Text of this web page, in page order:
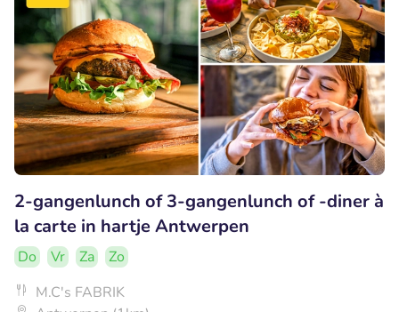
2-gangenlunch of 3-gangenlunch of -diner à
la carte in hartje Antwerpen
Do Vr Za
Zo
M.C's FABRIK